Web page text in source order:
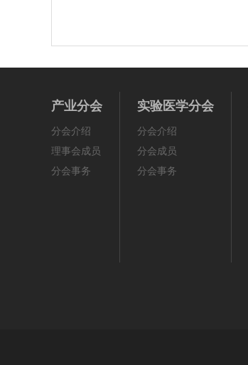
产业分会
分会介绍
理事会成员
分会事务
实验医学分会
分会介绍
分会成员
分会事务